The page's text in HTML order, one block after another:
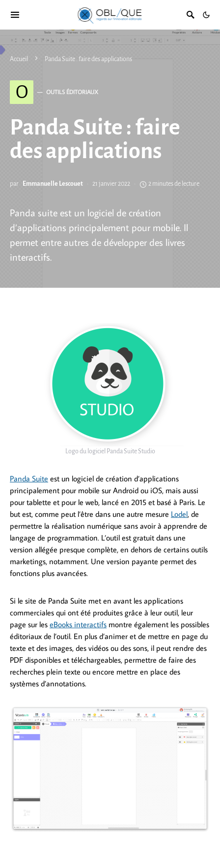
Accueil Panda Suite : faire des applications
O OUTILS ÉDITORIAUX
Panda Suite : faire
des applications
par Emmanuelle Lescouet 21 janvier 2022 2 minutes de lecture
Panda suite est un logiciel de création
d’applications principalement pour mobile. Il
permet entre autres de développer des livres
interactifs.
Logo du logiciel Panda Suite Studio
Panda Suite est un logiciel de création d’applications
principalement pour mobile sur Android ou iOS, mais aussi
pour tablette et pour le web, lancé en 2015 et basé à Paris. Le
but est, comme peut l’être dans une autre mesure Lodel, de
permettre la réalisation numérique sans avoir à apprendre de
langage de programmation. L’outil est gratuit dans une
version allégée presque complète, en dehors de certains outils
marketings, notamment. Une version payante permet des
fonctions plus avancées.
Si le site de Panda Suite met en avant les applications
commerciales qui ont été produites grâce à leur outil, leur
page sur les eBooks interactifs montre également les possibles
éditoriaux de l’outil. En plus d’animer et de mettre en page du
texte et des images, des vidéos ou des sons, il peut rendre des
PDF disponibles et téléchargeables, permettre de faire des
recherches plein texte ou encore mettre en place des
systèmes d’annotations.